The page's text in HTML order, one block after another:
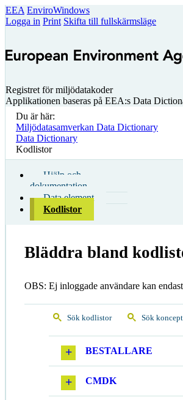
EEA EnviroWindows
Logga in Print Skifta till fullskärmsläge
Registret för miljödatakoder
Applikationen baseras på EEA:s Data
Du är här:
Miljödatasamverkan Data Dictionary
Data Dictionary
Kodlistor
Hjälp och
dokumentation
Data element
Kodlistor
Bläddra bland
OBS: Ej inloggade användare kan
Sök kodlistor Sök koncept
BESTALLARE
CMDK